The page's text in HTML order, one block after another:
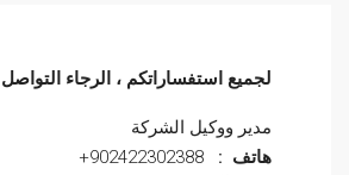
لجميع استفساراتكم ، الرجاء
مدير ووكيل الشركة
هاتف :